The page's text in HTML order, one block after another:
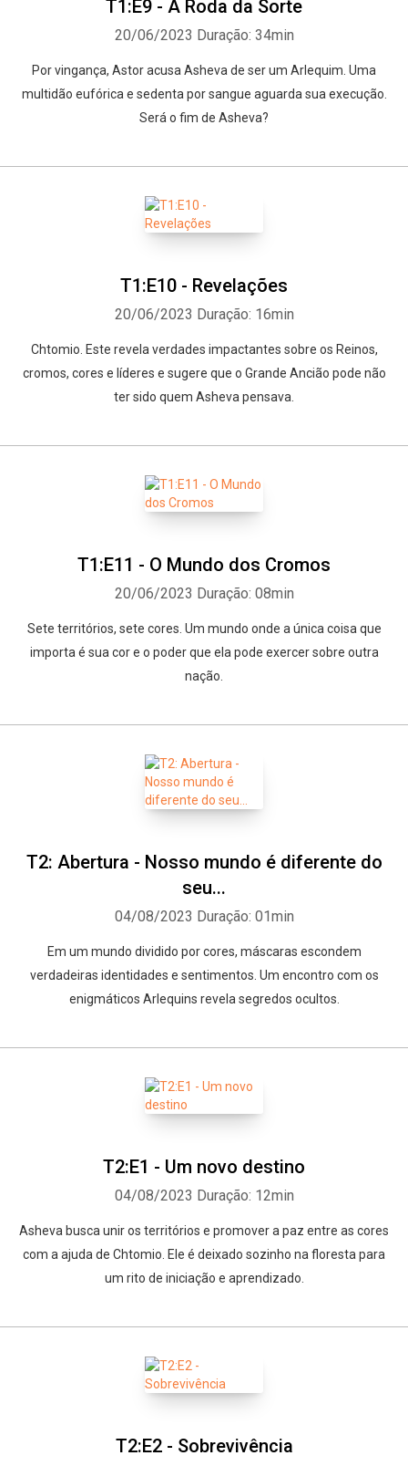
T1:E9 - A Roda da Sorte
20/06/2023 Duração: 34min
Por vingança, Astor acusa Asheva de ser um Arlequim. Uma
multidão eufórica e sedenta por sangue aguarda sua execução.
Será o fim de Asheva?
T1:E10 - Revelações
20/06/2023 Duração: 16min
Chtomio. Este revela verdades impactantes sobre os Reinos,
cromos, cores e líderes e sugere que o Grande Ancião pode não
ter sido quem Asheva pensava.
T1:E11 - O Mundo dos Cromos
20/06/2023 Duração: 08min
Sete territórios, sete cores. Um mundo onde a única coisa que
importa é sua cor e o poder que ela pode exercer sobre outra
nação.
T2: Abertura - Nosso mundo é diferente do
seu...
04/08/2023 Duração: 01min
Em um mundo dividido por cores, máscaras escondem
verdadeiras identidades e sentimentos. Um encontro com os
enigmáticos Arlequins revela segredos ocultos.
T2:E1 - Um novo destino
04/08/2023 Duração: 12min
Asheva busca unir os territórios e promover a paz entre as cores
com a ajuda de Chtomio. Ele é deixado sozinho na floresta para
um rito de iniciação e aprendizado.
T2:E2 - Sobrevivência
Facebook